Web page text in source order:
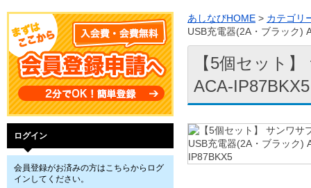
ログイン
会員登録がお済みの方はこちらからログ
インしてください。
あしなびHOME > カテゴリ
USB充電器(2A・ブラック)
【5個セット
ACA-IP87BKX5